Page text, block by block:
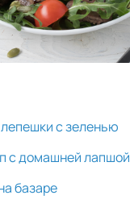
с зеленью
с домашней лапшой
базаре